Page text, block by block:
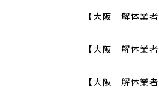
【大阪 解体業者
【大阪 解体業者
【大阪 解体業者